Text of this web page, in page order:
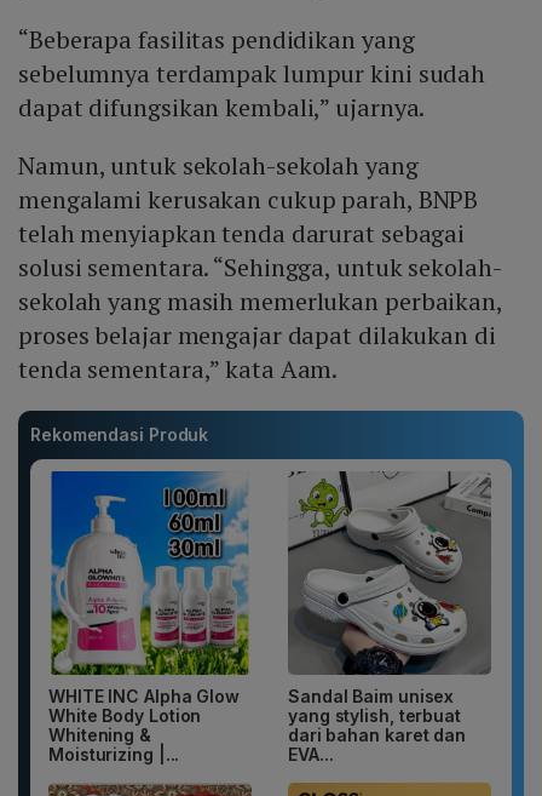
“Beberapa fasilitas pendidikan yang
sebelumnya terdampak lumpur kini sudah
dapat difungsikan kembali,” ujarnya.
Namun, untuk sekolah-sekolah yang
mengalami kerusakan cukup parah, BNPB
telah menyiapkan tenda darurat sebagai
solusi sementara. “Sehingga, untuk sekolah-
sekolah yang masih memerlukan perbaikan,
proses belajar mengajar dapat dilakukan di
tenda sementara,” kata Aam.
Rekomendasi Produk
WHITE INC Alpha Glow
White Body Lotion
Whitening &
Moisturizing |...
Sandal Baim unisex
yang stylish, terbuat
dari bahan karet dan
EVA...